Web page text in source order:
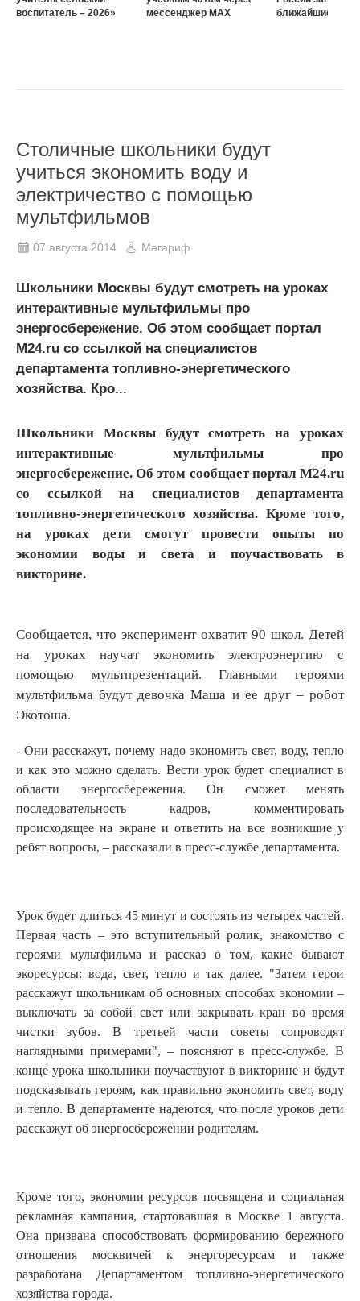
воспитатель – 2026»
мессенджер MAX
ближайшие три
Столичные школьники будут
учиться экономить воду и
электричество с помощью
мультфильмов
07 августа 2014 Мәгариф
Школьники Москвы будут смотреть на уроках
интерактивные мультфильмы про
энергосбережение. Об этом сообщает портал
M24.ru со ссылкой на специалистов
департамента топливно-энергетического
хозяйства. Кро...
Школьники Москвы будут смотреть на уроках
интерактивные мультфильмы про
энергосбережение. Об этом сообщает портал M24.ru
со ссылкой на специалистов департамента
топливно-энергетического хозяйства. Кроме того,
на уроках дети смогут провести опыты по
экономии воды и света и поучаствовать в
викторине.
Сообщается, что эксперимент охватит 90 школ. Детей
на уроках научат экономить электроэнергию с
помощью мультпрезентаций. Главными героями
мультфильма будут девочка Маша и ее друг – робот
Экотоша.
- Они расскажут, почему надо экономить свет, воду, тепло
и как это можно сделать. Вести урок будет специалист в
области энергосбережения. Он сможет менять
последовательность кадров, комментировать
происходящее на экране и ответить на все возникшие у
ребят вопросы, – рассказали в пресс-службе департамента.
Урок будет длиться 45 минут и состоять из четырех частей.
Первая часть – это вступительный ролик, знакомство с
героями мультфильма и рассказ о том, какие бывают
экоресурсы: вода, свет, тепло и так далее. "Затем герои
расскажут школьникам об основных способах экономии –
выключать за собой свет или закрывать кран во время
чистки зубов. В третьей части советы сопроводят
наглядными примерами", – поясняют в пресс-службе. В
конце урока школьники поучаствуют в викторине и будут
подсказывать героям, как правильно экономить свет, воду
и тепло. В департаменте надеются, что после уроков дети
расскажут об энергосбережении родителям.
Кроме того, экономии ресурсов посвящена и социальная
рекламная кампания, стартовавшая в Москве 1 августа.
Она призвана способствовать формированию бережного
отношения москвичей к энергоресурсам и также
разработана Департаментом топливно-энергетического
хозяйства города.